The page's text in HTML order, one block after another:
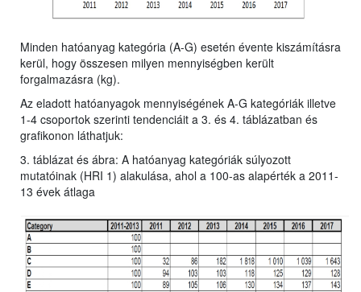
Minden hatóanyag kategória (A-G) esetén évente kiszámításra
kerül, hogy összesen milyen mennyiségben került
forgalmazásra (kg).
Az eladott hatóanyagok mennyiségének A-G kategóriák illetve
1-4 csoportok szerinti tendenciáit a 3. és 4. táblázatban és
grafikonon láthatjuk:
3. táblázat és ábra: A hatóanyag kategóriák súlyozott
mutatóinak (HRI 1) alakulása, ahol a 100-as alapérték a 2011-
13 évek átlaga